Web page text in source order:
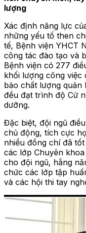
lượng
Xác định năng lực
những yếu tố then
tế, Bệnh viện YHCT
công tác đào tạo và
Bệnh viện có 277
khối lượng công việc
bảo chất lượng quản
đều đạt trình độ Cử
dưỡng.
Đặc biệt, đội ngũ
chủ động, tích cực
nhiều đồng chí đã
các lớp Chuyên
cho đội ngũ, hằng
chức các lớp tập
và các hội thi tay